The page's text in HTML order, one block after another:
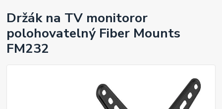
Držák na TV monitoror
polohovatelný Fiber Mounts
FM232